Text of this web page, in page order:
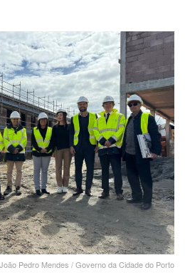
Pedro Mendes / Governo da Cidade do Porto